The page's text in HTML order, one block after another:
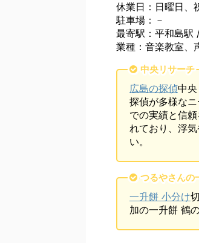
休業日：日曜日、
駐車場：－
最寄駅：平和島駅
業種：音楽教室、
中央リサーチ
広島の探偵中央
探偵が多様な
での実績と信
れており、浮
い。
つるやさんの
一升餅 小分け
加の一升餅 鶴